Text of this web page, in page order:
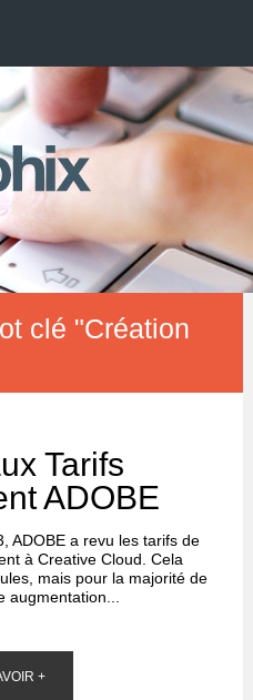
clé "Création
Tarifs
ADOBE
ADOBE a revu les tarifs de
à Creative Cloud. Cela
mais pour la majorité de
augmentation...
+